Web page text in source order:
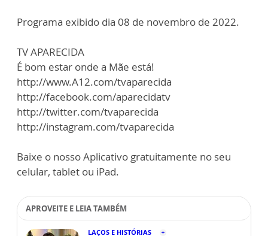
Programa exibido dia 08 de novembro de 2022.
TV APARECIDA
É bom estar onde a Mãe está!
http://www.A12.com/tvaparecida
http://facebook.com/aparecidatv
http://twitter.com/tvaparecida
http://instagram.com/tvaparecida
Baixe o nosso Aplicativo gratuitamente no seu
celular, tablet ou iPad.
APROVEITE E LEIA TAMBÉM
LAÇOS E HISTÓRIAS